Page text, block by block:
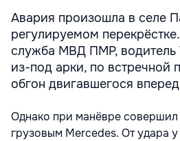
Авария произошла в селе
регулируемом
служба МВД ПМР, водитель
из-под арки, по встречной
обгон двигавшегося
Однако при манёвре совершил
грузовым Mercedes. От удара